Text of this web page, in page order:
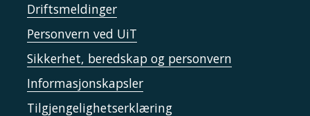
Driftsmeldinger
Personvern ved UiT
Sikkerhet, beredskap og personvern
Informasjonskapsler
Tilgjengelighetserklæring